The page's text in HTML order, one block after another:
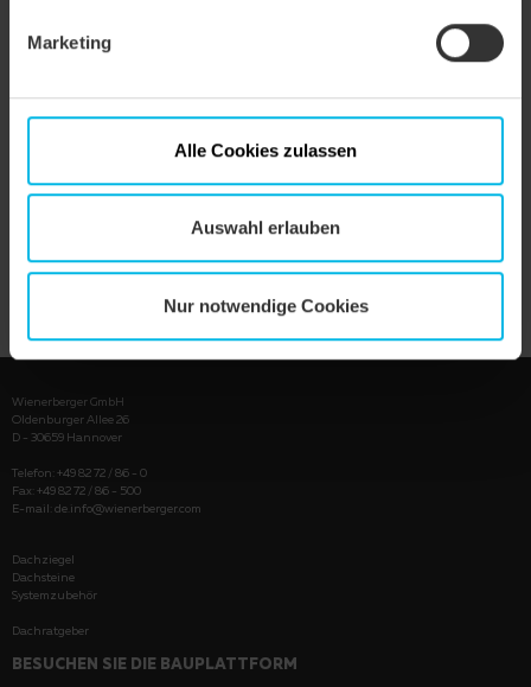
Marketing
Alle Cookies zulassen
Auswahl erlauben
Nur notwendige Cookies
Wienerberger GmbH
Oldenburger Allee 26
D - 30659 Hannover
Telefon: +49 82 72 / 86 - 0
Fax: +49 82 72 / 86 - 500
E-mail: de.info@wienerberger.com
Dachziegel
Dachsteine
Systemzubehör
Dachratgeber
BESUCHEN SIE DIE BAUPLATTFORM